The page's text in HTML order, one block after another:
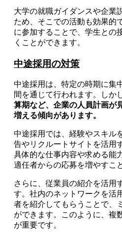
大学の就職ガイダンスや企業
ため、そこでの活動も効果的
に参加することで、学生との
くことができます。
中途採用の対策
中途採用は、特定の時期に集
間を通じて行われます。しかし
算期など、企業の人員計画が
増える傾向があります。
中途採用では、経験やスキル
告やリクルートサイトを活用
具体的な仕事内容や求める能
適任者からの応募を増やすこ
さらに、従業員の紹介を活用
す。社内のネットワークを活
者を紹介してもらうことで、
ができます。このように、複
が重要です。